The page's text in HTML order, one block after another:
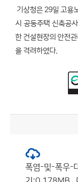
기상청은 29일 고용
시 공동주택 신축공
한 건설현장의 안전
을 격려하였다.
폭염-및-폭우-